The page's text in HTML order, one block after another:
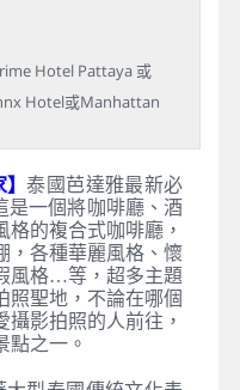
Hotel Pattaya 或
Hotel或Manhattan
】泰國芭達雅最新必
是一個將咖啡廳、酒
的複合式咖啡廳，
，各種華麗風格、懷
風格…等，超多主題
照聖地，不論在哪個
影拍照的人前往，
點之一。